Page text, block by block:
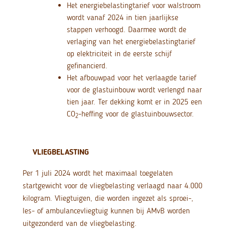
Het energiebelastingtarief voor walstroom
wordt vanaf 2024 in tien jaarlijkse
stappen verhoogd. Daarmee wordt de
verlaging van het energiebelastingtarief
op elektriciteit in de eerste schijf
gefinancierd.
Het afbouwpad voor het verlaagde tarief
voor de glastuinbouw wordt verlengd naar
tien jaar. Ter dekking komt er in 2025 een
CO2-heffing voor de glastuinbouwsector.
VLIEGBELASTING
Per 1 juli 2024 wordt het maximaal toegelaten
startgewicht voor de vliegbelasting verlaagd naar 4.000
kilogram. Vliegtuigen, die worden ingezet als sproei-,
les- of ambulancevliegtuig kunnen bij AMvB worden
uitgezonderd van de vliegbelasting.